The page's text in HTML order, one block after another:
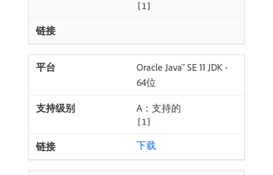
[1]
Oracle Java™ SE 11 JDK -
64位
A：支持的
[1]
下载